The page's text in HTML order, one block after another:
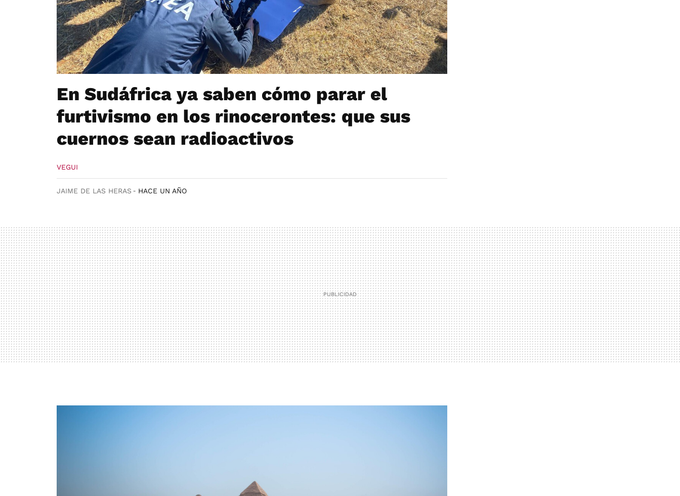
En Sudáfrica ya saben cómo parar el
furtivismo en los rinocerontes: que sus
cuernos sean radioactivos
VEGUI
JAIME DE LAS HERAS HACE UN AÑO